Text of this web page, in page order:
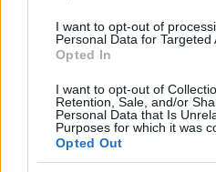
I want to opt-out of
Personal Data for Targeted
Opted In
I want to opt-out of
Retention, Sale, and/or
Personal Data that Is
Purposes for which it was
Opted Out
Országos hírek
Megérkezett